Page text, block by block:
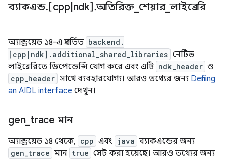
ব্যাকএন্ড.[cpp| ndk] .অতিরিক্ত_ শেয়ার_লাইব্রেরি
অ্যান্ড্রয়েড ১৪-এ প্রবর্তিত backend.
[cpp|ndk].additional_shared_libraries নেটিভ
লাইব্রেরিতে ডিপেন্ডেন্সি যোগ করে এবং এটি ndk_header ও
cpp_header সাথে ব্যবহারযোগ্য। আরও তথ্যের জন্য Defining
an AIDL interface দেখুন।
gen_ trace মান
অ্যান্ড্রয়েড ১৪ থেকে, cpp এবং java ব্যাকএন্ডের জন্য
gen_trace মান true সেট করা হয়েছে। আরও তথ্যের জন্য